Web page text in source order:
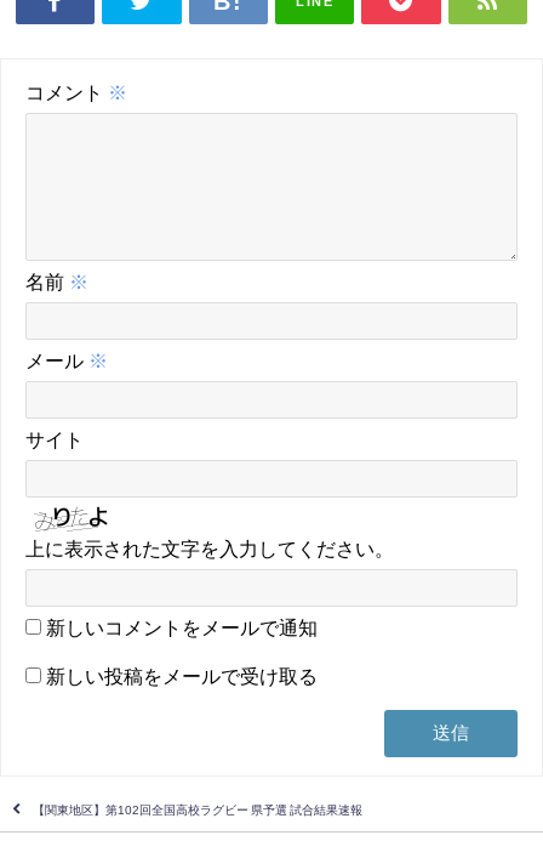
コメント ※
名前 ※
メール ※
サイト
上に表示された文字を入力してください。
新しいコメントをメールで通知
新しい投稿をメールで受け取る
【関東地区】第102回全国高校ラグビー 県予選 試合結果速報